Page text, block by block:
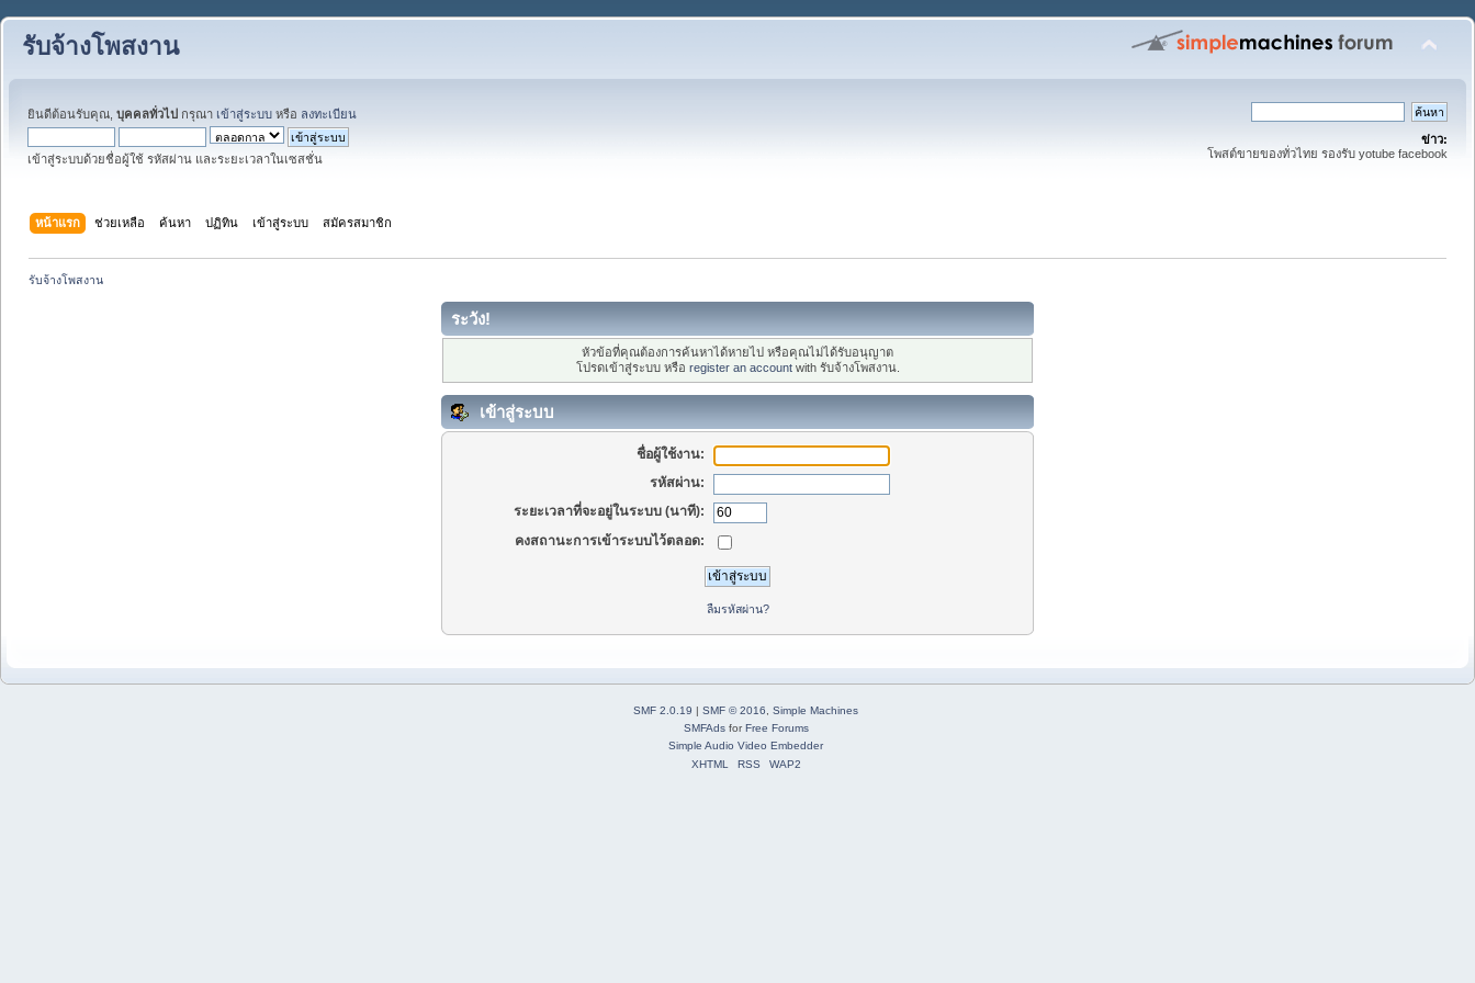
รับจ้างโพสงาน
ยินดีต้อนรับคุณ, บุคคลทั่วไป กรุณา เข้าสู่ระบบ หรือ ลงทะเบียน
เข้าสู่ระบบด้วยชื่อผู้ใช้ รหัสผ่าน และระยะเวลาในเซสชั่น
ข่าว:
โพสต์ขายของทั่วไทย รองรับ yotube facebook
หน้าแรก ช่วยเหลือ ค้นหา ปฏิทิน เข้าสู่ระบบ สมัครสมาชิก
รับจ้างโพสงาน
ระวัง!
หัวข้อที่คุณต้องการค้นหาได้หายไป หรือคุณไม่ได้รับอนุญาต
โปรดเข้าสู่ระบบ หรือ register an accountwith รับจ้างโพสงาน.
เข้าสู่ระบบ
ชื่อผู้ใช้งาน:
รหัสผ่าน:
ระยะเวลาที่จะอยู่ในระบบ (นาที):
คงสถานะการเข้าระบบไว้ตลอด:
ลืมรหัสผ่าน?
SMF 2.0.19 | SMF © 2016
Simple Machines
SMFAdsforFree Forums
Simple Audio Video Embedder
XHTML
RSS WAP2